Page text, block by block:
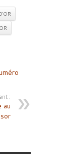
:
au